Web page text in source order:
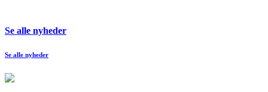
Se alle nyheder
Se alle nyheder